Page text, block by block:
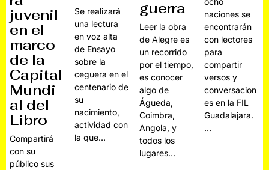
juvenil
en el
marco
de la
Capital
Mundi
al del
Libro
Compartirá
con su
público sus
Se realizará
una lectura
en voz alta
de Ensayo
sobre la
ceguera en el
centenario de
su
nacimiento,
actividad con
la que…
guerra
Leer la obra
de Alegre es
un recorrido
por el tiempo,
es conocer
algo de
Águeda,
Coimbra,
Angola, y
todos los
lugares…
naciones se
encontrarán
con lectores
para
compartir
versos y
conversacion
es en la FIL
Guadalajara.
…